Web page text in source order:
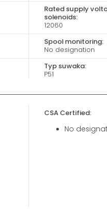
+48 665 001 770
Rated supply
solenoids:
12060
Spool monitoring:
No designation
Typ suwaka:
P51
CSA Certified:
No